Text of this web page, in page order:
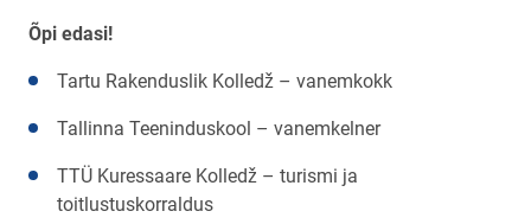
Õpi edasi!
Tartu Rakenduslik Kolledž – vanemkokk
Tallinna Teeninduskool – vanemkelner
TTÜ Kuressaare Kolledž – turismi ja
toitlustuskorraldus